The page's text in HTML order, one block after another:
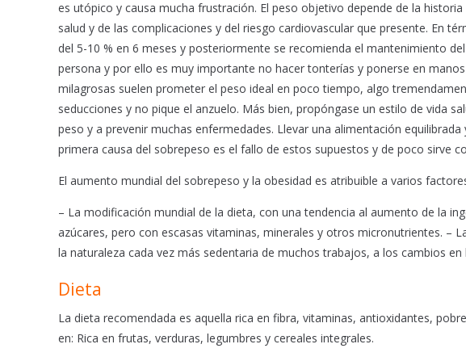
es utópico y causa mucha frustración. El peso objetivo depende de la
salud y de las complicaciones y del riesgo cardiovascular que presente. En
del 5-10 % en 6 meses y posteriormente se recomienda el mantenimiento
persona y por ello es muy importante no hacer tonterías y ponerse en
milagrosas suelen prometer el peso ideal en poco tiempo, algo
seducciones y no pique el anzuelo. Más bien, propóngase un estilo de vida
peso y a prevenir muchas enfermedades. Llevar una alimentación
primera causa del sobrepeso es el fallo de estos supuestos y de poco sirve
El aumento mundial del sobrepeso y la obesidad es atribuible a varios
– La modificación mundial de la dieta, con una tendencia al aumento de la
azúcares, pero con escasas vitaminas, minerales y otros micronutrientes. –
la naturaleza cada vez más sedentaria de muchos trabajos, a los cambios
Dieta
La dieta recomendada es aquella rica en fibra, vitaminas, antioxidantes,
en: Rica en frutas, verduras, legumbres y cereales integrales.